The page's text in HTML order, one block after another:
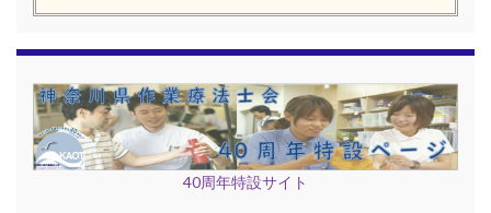
40周年特設サイト